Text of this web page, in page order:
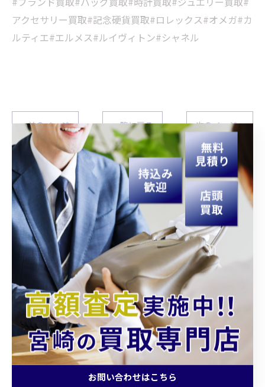
アクセサリー買取#記念硬貨買取#ロレックス#オメガ#カ
ルティエ#エルメス#ルイヴィトン#シャネル
< 前のページ 一覧に戻る 次のページ >
関連タグ
#宮崎 #買取 #生前整理 #遺品整理
カテゴリー Categories
全てのカテゴリー
持ち込み
査定
引越し
お問い合わせはこちら